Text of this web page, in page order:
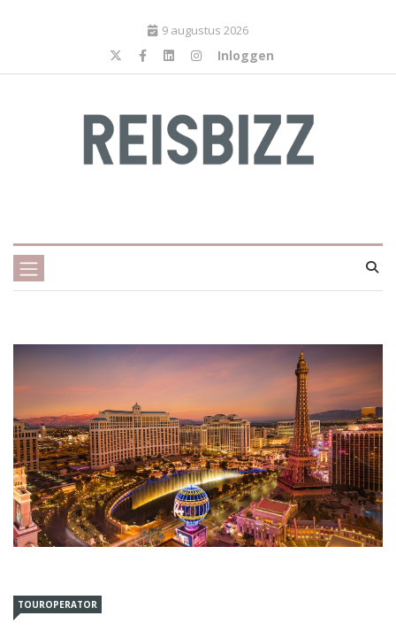
9 augustus 2026
Inloggen
TOUROPERATOR